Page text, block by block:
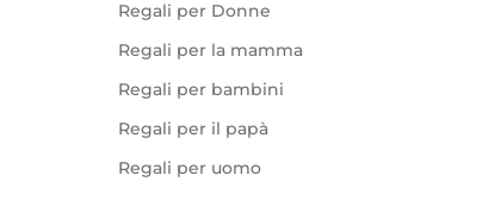
Regali per Donne
Regali per la mamma
Regali per bambini
Regali per il papà
Regali per uomo